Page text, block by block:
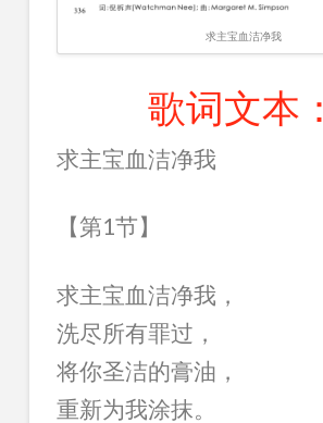
求主宝血洁净我
歌词文本：
求主宝血洁净我
【第1节】
求主宝血洁净我，
洗尽所有罪过，
将你圣洁的膏油，
重新为我涂抹。